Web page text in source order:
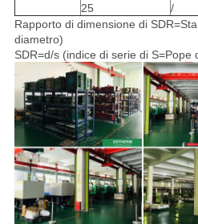
25
/
Rapporto di dimensione di
diametro)
SDR=d/s (indice di serie di S=Pope